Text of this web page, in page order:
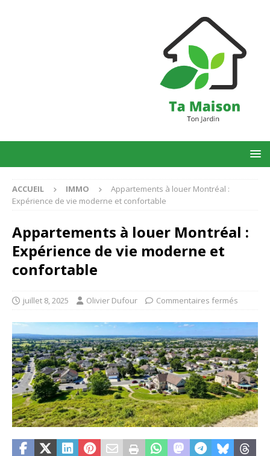
ACCUEIL IMMO
Appartements à louer Montréal :
Expérience de vie moderne et confortable
Appartements à louer Montréal :
Expérience de vie moderne et
confortable
juillet 8, 2025 Olivier Dufour Commentaires fermés